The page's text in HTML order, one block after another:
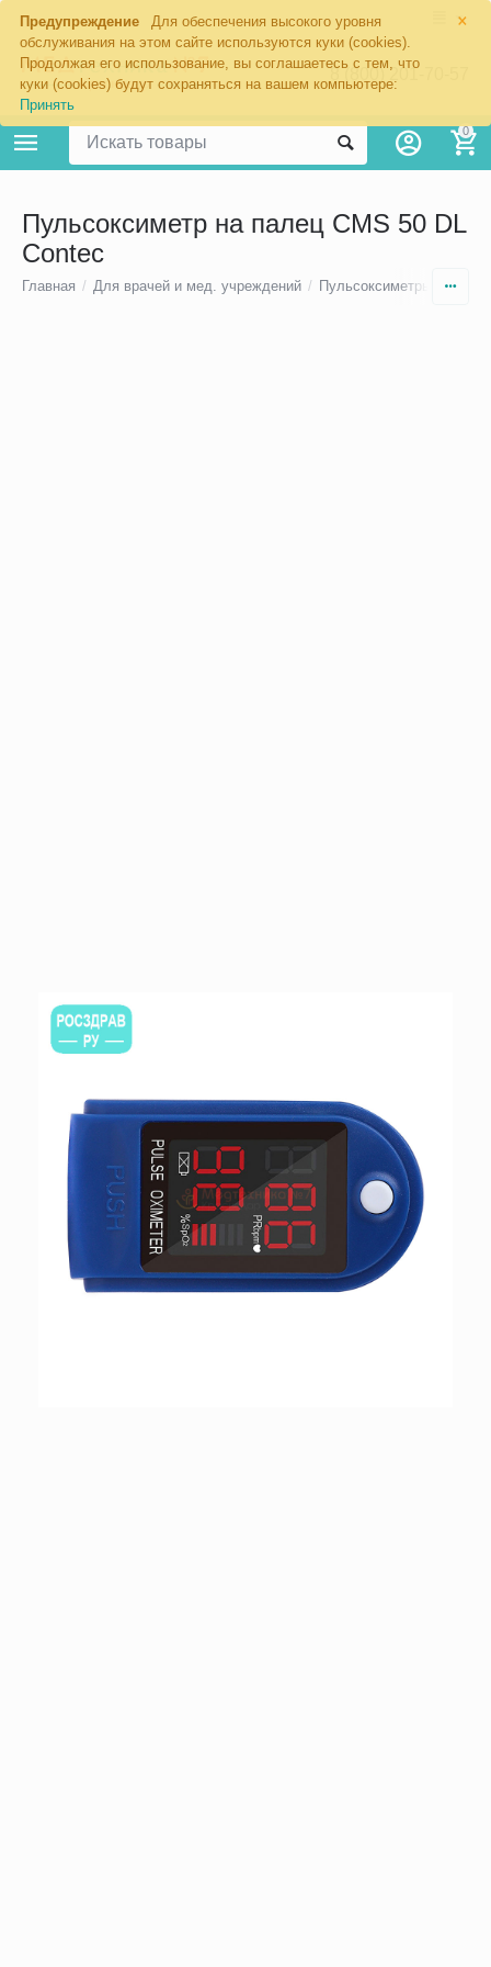
×
Предупреждение
Для обеспечения высокого уровня
обслуживания на этом сайте используются куки (cookies).
Продолжая его использование, вы соглашаетесь с тем, что
куки (cookies) будут сохраняться на вашем компьютере:
Принять
8 (800) 201-70-57
0
Пульсоксиметр на палец CMS 50 DL
Contec
Главная / Для врачей и мед. учреждений / Пульсоксиметры на